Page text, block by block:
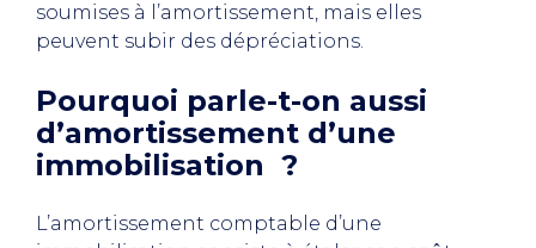
soumises à l’amortissement, mais elles
peuvent subir des dépréciations.
Pourquoi parle-t-on aussi
d’amortissement d’une
immobilisation ?
L’amortissement comptable d’une